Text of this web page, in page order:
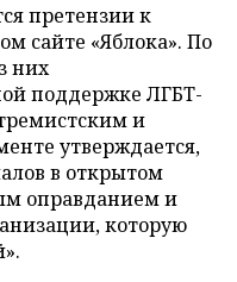
претензии к
сайте «Яблока». По
них
поддержке ЛГБТ-
и
утверждается,
в открытом
оправданием и
которую